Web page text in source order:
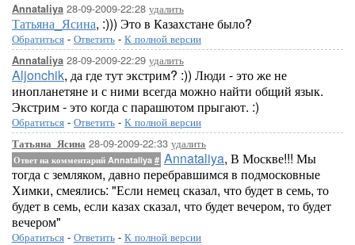
Annataliya 28-09-2009-22:28 удалить
Татьяна_Ясина, :))) Это в Казахстане было?
Обратиться - Ответить - К полной версии
Annataliya 28-09-2009-22:29 удалить
Aljonchik, да где тут экстрим? :)) Люди - это же не
инопланетяне и с ними всегда можно найти общий язык.
Экстрим - это когда с парашютом прыгают. :)
Обратиться - Ответить - К полной версии
Татьяна_Ясина 28-09-2009-22:33 удалить
Ответ на комментарий Annataliya # Annataliya, В Москве!!! Мы
тогда с земляком, давно перебравшимся в подмосковные
Химки, смеялись: "Если немец сказал, что будет в семь, то
будет в семь, если казах сказал, что будет вечером, то будет
вечером"
Обратиться - Ответить - К полной версии